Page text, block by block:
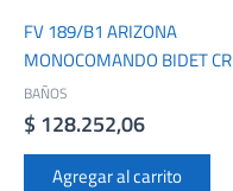
FV 189/B1 ARIZONA
MONOCOMANDO BIDET CR
BAÑOS
$ 128.252,06
Agregar al carrito